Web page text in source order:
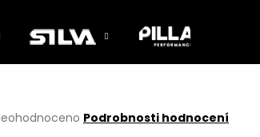
Podrobnosti hodnocení